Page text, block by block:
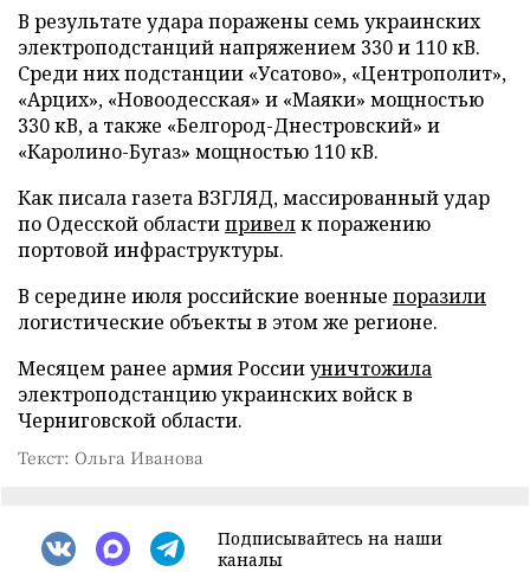
В результате удара поражены семь украинских
электроподстанций напряжением 330 и 110 кВ.
Среди них подстанции «Усатово», «Центрополит»,
«Арцих», «Новоодесская» и «Маяки» мощностью
330 кВ, а также «Белгород-Днестровский» и
«Каролино-Бугаз» мощностью 110 кВ.
Как писала газета ВЗГЛЯД, массированный удар
по Одесской областипривелк поражению
портовой инфраструктуры.
В середине июля российские военные поразили
логистические объекты в этом же регионе.
Месяцем ранее армия Россииуничтожила
электроподстанцию украинских войск в
Черниговской области.
Текст: Ольга Иванова
Подписывайтесь на наши
каналы